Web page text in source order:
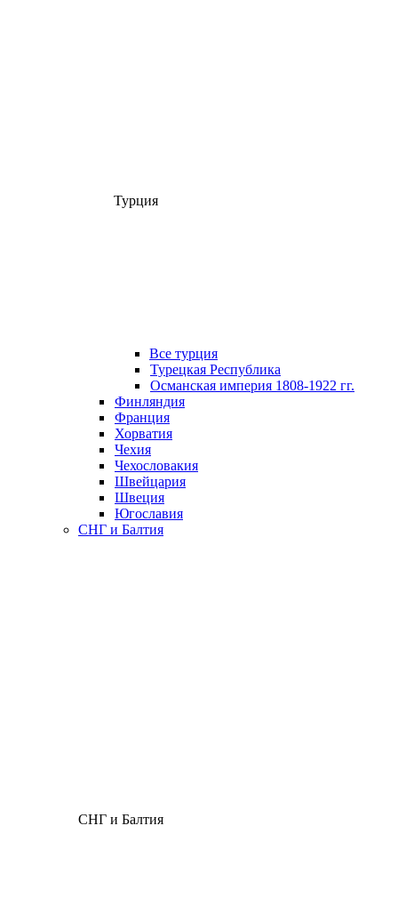
Турция
Все турция
Турецкая Республика
Османская империя 1808-1922 гг.
Финляндия
Франция
Хорватия
Чехия
Чехословакия
Швейцария
Швеция
Югославия
СНГ и Балтия
СНГ и Балтия